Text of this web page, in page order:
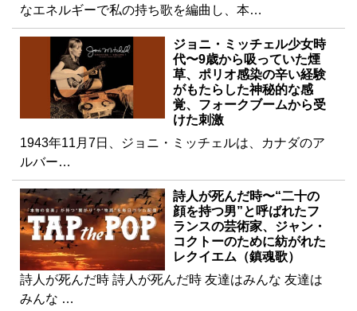
なエネルギーで私の持ち歌を編曲し、本…
ジョニ・ミッチェル少女時
代〜9歳から吸っていた煙
草、ポリオ感染の辛い経験
がもたらした神秘的な感
覚、フォークブームから受
けた刺激
1943年11月7日、ジョニ・ミッチェルは、カナダのア
ルバー…
詩人が死んだ時〜“二十の
顔を持つ男”と呼ばれたフ
ランスの芸術家、ジャン・
コクトーのために紡がれた
レクイエム（鎮魂歌）
詩人が死んだ時 詩人が死んだ時 友達はみんな 友達は
みんな …